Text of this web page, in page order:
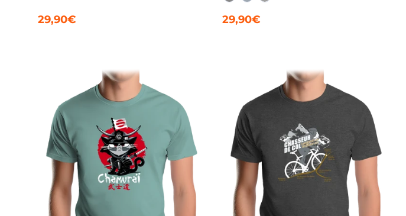
29,90€
GRIS CHINÉ
AQUA CHINÉ
ACIER
29,90€